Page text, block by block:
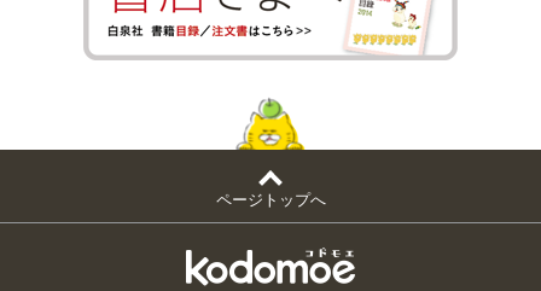
ページトップへ